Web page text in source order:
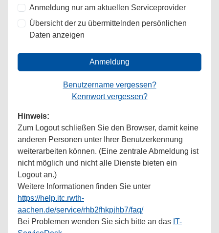
Anmeldung nur am aktuellen Serviceprovider
Übersicht der zu übermittelnden persönlichen
Daten anzeigen
Anmeldung
Benutzername vergessen?
Kennwort vergessen?
Hinweis:
Zum Logout schließen Sie den Browser, damit keine
anderen Personen unter Ihrer Benutzerkennung
weiterarbeiten können. (Eine zentrale Abmeldung ist
nicht möglich und nicht alle Dienste bieten ein
Logout an.)
Weitere Informationen finden Sie unter
https://help.itc.rwth-
aachen.de/service/rhb2fhkpjhb7/faq/
Bei Problemen wenden Sie sich bitte an das IT-